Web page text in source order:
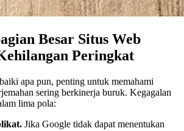
Besar Situs Web
Peringkat
apa pun, penting untuk memahami
sering berkinerja buruk. Kegagalan
lima pola:
Jika Google tidak dapat menentukan